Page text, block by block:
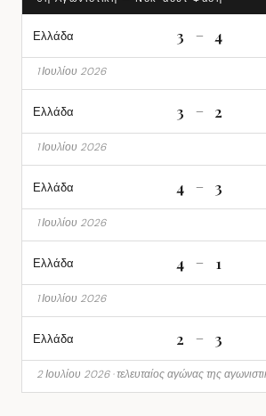
Ελλάδα 3 – 4
1 Ιουλίου 2026
Ελλάδα 3 – 2
1 Ιουλίου 2026
Ελλάδα 4 – 3
1 Ιουλίου 2026
Ελλάδα 4 – 1
1 Ιουλίου 2026
Ελλάδα 2 – 3
2 Ιουλίου 2026 · τελευταίος αγώνας της